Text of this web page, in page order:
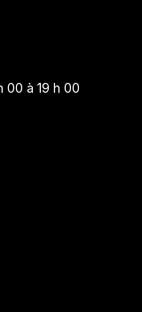
00 à 19 h 00